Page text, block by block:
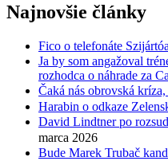
Najnovšie články
Fico o telefonáte
Ja by som angažoval
rozhodca o náhrade za
Čaká nás obrovská
Harabin o odkaze
David Lindtner po
marca 2026
Bude Marek Trubač